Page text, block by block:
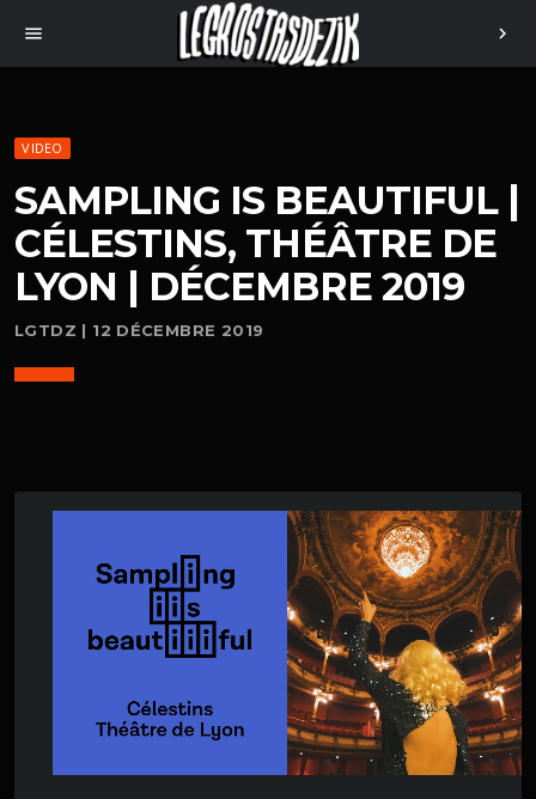
menu chevron_right
VIDEO
SAMPLING IS BEAUTIFUL |
CÉLESTINS, THÉÂTRE DE
LYON | DÉCEMBRE 2019
LGTDZ | 12 DÉCEMBRE 2019